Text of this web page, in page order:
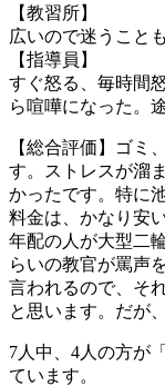
【教習所】
広いので迷うこと
【指導員】
すぐ怒る、毎時間
ら喧嘩になった。
【総合評価】ゴミ
す。ストレスが溜
かったです。特に
料金は、かなり安
年配の人が大型二
らいの教官が罵声
言われるので、そ
と思います。だが
7人中、4人の方が
ています。